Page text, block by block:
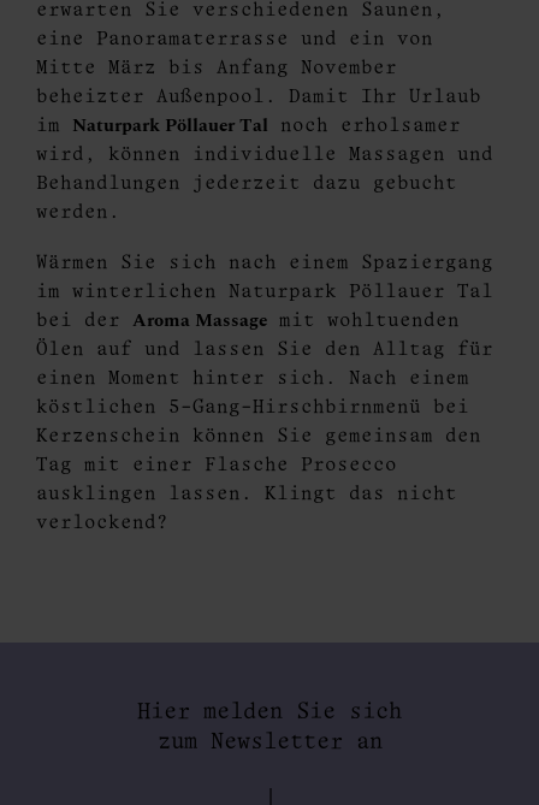
erwarten Sie verschiedenen Saunen,
eine Panoramaterrasse und ein von
Mitte März bis Anfang November
beheizter Außenpool. Damit Ihr Urlaub
im Naturpark Pöllauer Tal noch erholsamer
wird, können individuelle Massagen und
Behandlungen jederzeit dazu gebucht
werden.
Wärmen Sie sich nach einem Spaziergang
im winterlichen Naturpark Pöllauer Tal
bei der Aroma Massage mit wohltuenden
Ölen auf und lassen Sie den Alltag für
einen Moment hinter sich. Nach einem
köstlichen 5-Gang-Hirschbirnmenü bei
Kerzenschein können Sie gemeinsam den
Tag mit einer Flasche Prosecco
ausklingen lassen. Klingt das nicht
verlockend?
Hier melden Sie sich
zum Newsletter an